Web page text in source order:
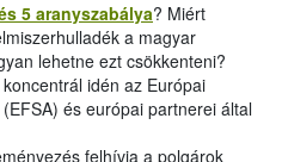
5 aranyszabálya? Miért
a magyar
lehetne ezt csökkenteni?
idén az Európai
és európai partnerei által
felhívja a polgárok